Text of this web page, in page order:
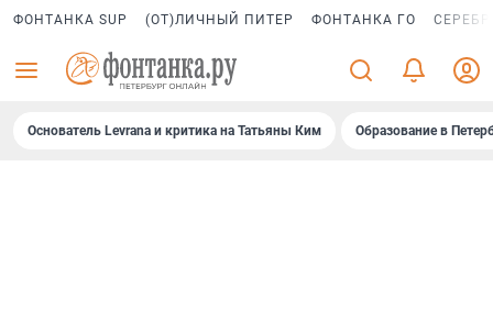
ФОНТАНКА SUP (ОТ)ЛИЧНЫЙ ПИТЕР ФОНТАНКА ГО
Основатель Levrana и критика на Татьяны Ким Образование в